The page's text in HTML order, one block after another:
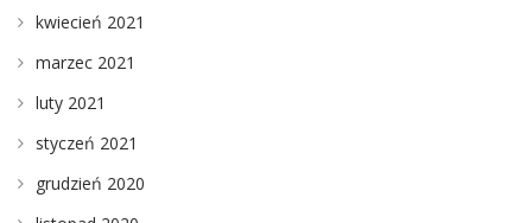
kwiecień 2021
marzec 2021
luty 2021
styczeń 2021
grudzień 2020